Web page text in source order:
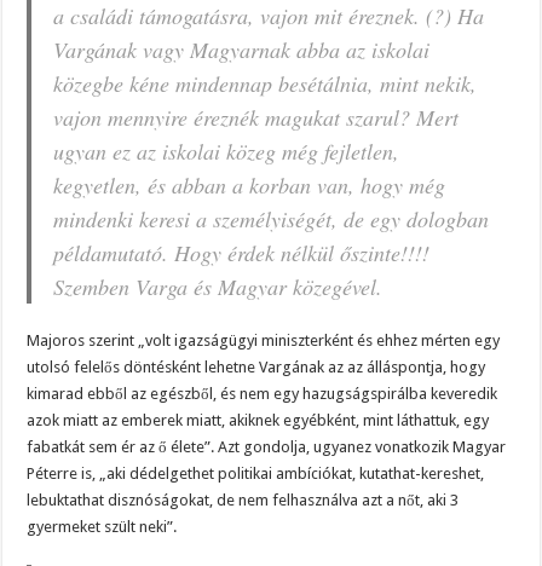
a családi támogatásra, vajon mit éreznek. (?) Ha
Vargának vagy Magyarnak abba az iskolai
közegbe kéne mindennap besétálnia, mint nekik,
vajon mennyire éreznék magukat szarul? Mert
ugyan ez az iskolai közeg még fejletlen,
kegyetlen, és abban a korban van, hogy még
mindenki keresi a személyiségét, de egy dologban
példamutató. Hogy érdek nélkül őszinte!!!!
Szemben Varga és Magyar közegével.
Majoros szerint „volt igazságügyi miniszterként és ehhez mérten egy
utolsó felelős döntésként lehetne Vargának az az álláspontja, hogy
kimarad ebből az egészből, és nem egy hazugságspirálba keveredik
azok miatt az emberek miatt, akiknek egyébként, mint láthattuk, egy
fabatkát sem ér az ő élete”. Azt gondolja, ugyanez vonatkozik Magyar
Péterre is, „aki dédelgethet politikai ambíciókat, kutathat-kereshet,
lebuktathat disznóságokat, de nem felhasználva azt a nőt, aki 3
gyermeket szült neki”.